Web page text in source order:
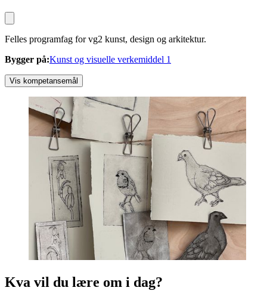
Felles programfag for vg2 kunst, design og arkitektur.
Bygger på:Kunst og visuelle verkemiddel 1
Vis kompetansemål
Kva vil du lære om i dag?